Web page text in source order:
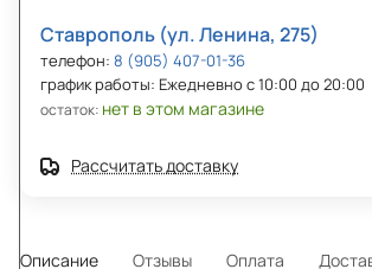
Ставрополь (ул. Ленина, 275)
телефон: 8 (905) 407-01-36
график работы: Ежедневно с 10:00 до 20:00
остаток: нет в этом магазине
Рассчитать доставку
Описание Отзывы Оплата